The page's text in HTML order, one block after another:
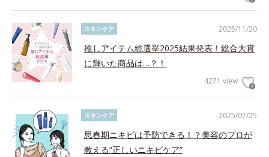
2025/11/20
スキンケア
推しアイテム総選挙2025結果発表！総合大賞
に輝いた商品は…？！
4271 view
2025/07/25
スキンケア
思春期ニキビは予防できる！？美容のプロが
教える“正しいニキビケア”